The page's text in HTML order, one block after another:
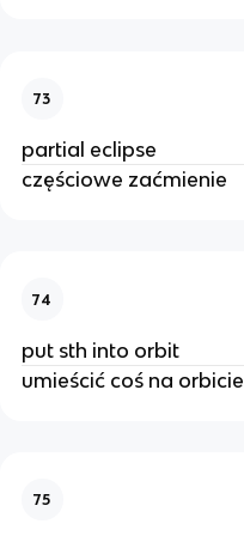
73
partial eclipse
częściowe zaćmienie
74
put sth into orbit
umieścić coś na orbicie
75